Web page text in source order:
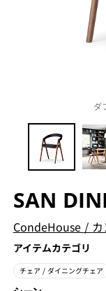
ダ
SAN
CondeHouse /
アイテムカテゴリ
チェア / ダイニングチェア